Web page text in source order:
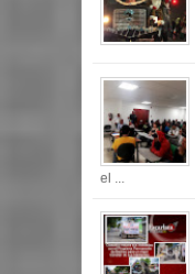
el ...